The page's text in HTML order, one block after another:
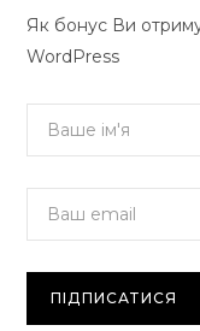
Як бонус Ви
WordPress